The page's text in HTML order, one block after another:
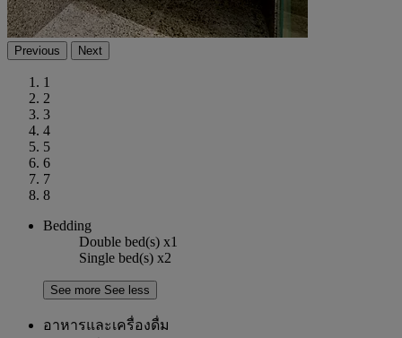
Previous Next
1
2
3
4
5
6
7
8
Bedding
Double bed(s) x1
Single bed(s) x2
See more See less
อาหารและเครื่องดื่ม